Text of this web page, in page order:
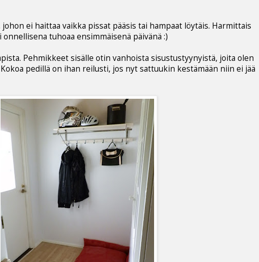
ei haittaa vaikka pissat pääsis tai hampaat löytäis. Harmittais
tuhoaa ensimmäisenä päivänä :)
Pehmikkeet sisälle otin vanhoista sisustustyynyistä, joita olen
pedillä on ihan reilusti, jos nyt sattuukin kestämään niin ei jää